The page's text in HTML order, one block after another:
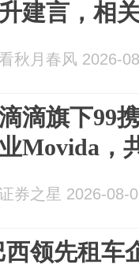
升建言，相
看秋月春风 2026-
滴旗下99
Movida，
券之星 2026-08-
领先租车